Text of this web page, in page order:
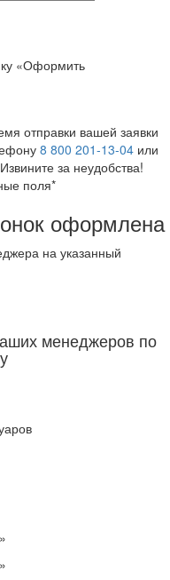
«Оформить
отправки вашей заявки
8 800 201-13-04 или
за неудобства!
поля*
оформлена
на указанный
менеджеров по